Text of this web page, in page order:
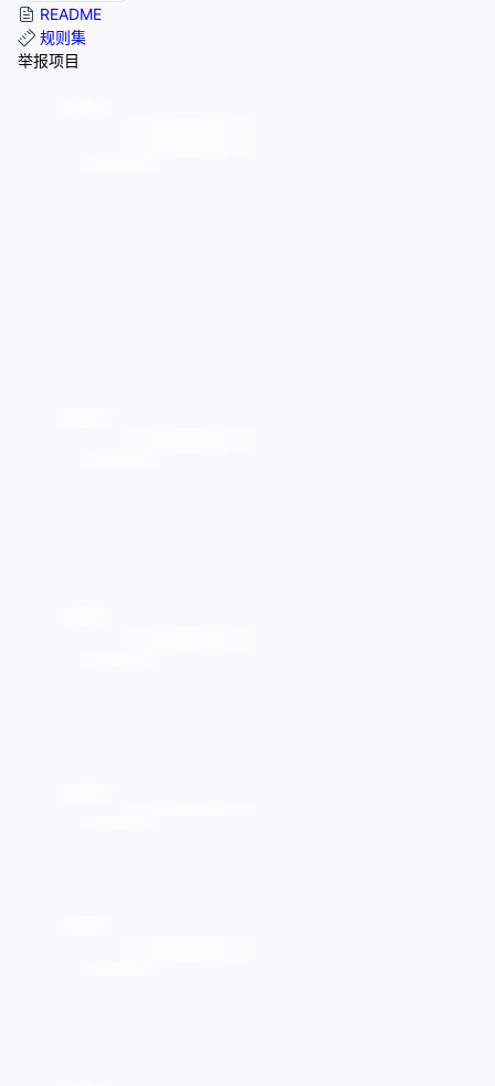
README
规则集
举报项目